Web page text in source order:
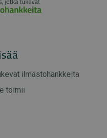
ilmastohankkeita
toimii